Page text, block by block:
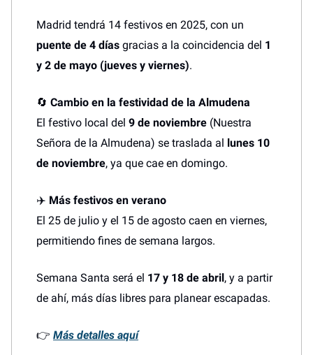
Madrid tendrá 14 festivos en 2025, con un
puente de 4 días gracias a la coincidencia del 1
y 2 de mayo (jueves y viernes).
🔄 Cambio en la festividad de la Almudena
El festivo local del 9 de noviembre (Nuestra
Señora de la Almudena) se traslada al lunes 10
de noviembre, ya que cae en domingo.
✈️ Más festivos en verano
El 25 de julio y el 15 de agosto caen en viernes,
permitiendo fines de semana largos.
Semana Santa será el 17 y 18 de abril, y a partir
de ahí, más días libres para planear escapadas.
👉 Más detalles aquí